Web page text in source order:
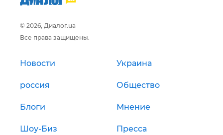
© 2026, Диалог.ua
Все права защищены.
Новости Украина
россия Общество
Блоги Мнение
Шоу-Биз Пресса